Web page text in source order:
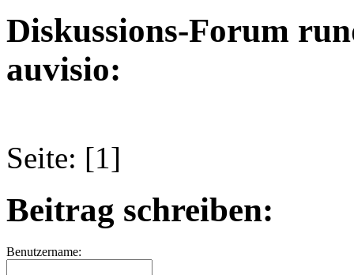
Diskussions-Forum
auvisio:
Seite: [1]
Beitrag schreiben:
Benutzername: